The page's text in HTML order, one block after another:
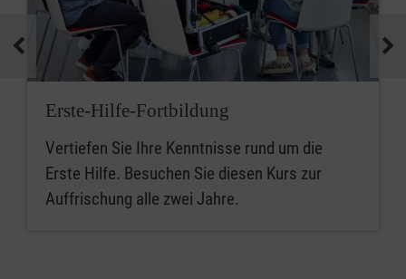
Erste-Hilfe-Fortbildung
Vertiefen Sie Ihre Kenntnisse rund um die
Erste Hilfe. Besuchen Sie diesen Kurs zur
Auffrischung alle zwei Jahre.